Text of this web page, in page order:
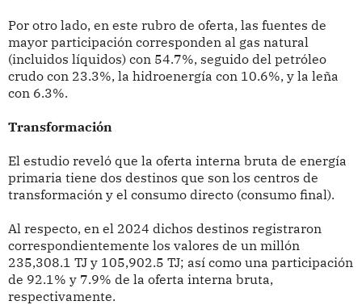
Por otro lado, en este rubro de oferta, las fuentes de
mayor participación corresponden al gas natural
(incluidos líquidos) con 54.7%, seguido del petróleo
crudo con 23.3%, la hidroenergía con 10.6%, y la leña
con 6.3%.
Transformación
El estudio reveló que la oferta interna bruta de energía
primaria tiene dos destinos que son los centros de
transformación y el consumo directo (consumo final).
Al respecto, en el 2024 dichos destinos registraron
correspondientemente los valores de un millón
235,308.1 TJ y 105,902.5 TJ; así como una participación
de 92.1% y 7.9% de la oferta interna bruta,
respectivamente.